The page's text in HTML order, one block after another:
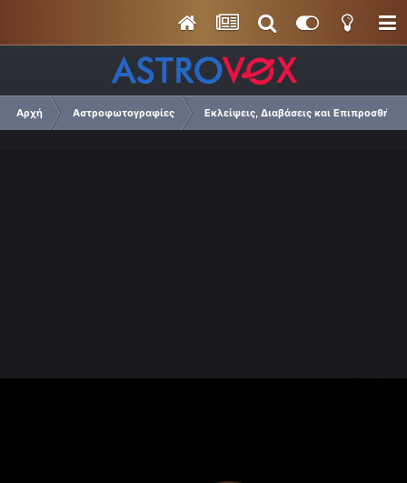
Αρχή Αστροφωτογραφίες Εκλείψεις, Διαβάσεις και